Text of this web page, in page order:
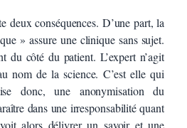
deux conséquences. D’une part, la
» assure une clinique sans sujet.
du côté du patient. L’expert n’agit
nom de la science. C’est elle qui
donc, une anonymisation du
dans une irresponsabilité quant
alors délivrer un savoir et une